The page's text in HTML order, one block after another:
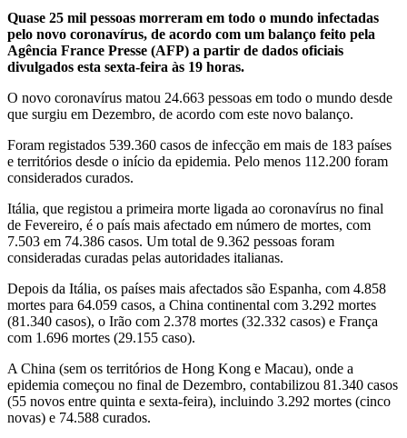
Quase 25 mil pessoas morreram em todo o mundo infectadas
pelo novo coronavírus, de acordo com um balanço feito pela
Agência France Presse (AFP) a partir de dados oficiais
divulgados esta sexta-feira às 19 horas.
O novo coronavírus matou 24.663 pessoas em todo o mundo desde
que surgiu em Dezembro, de acordo com este novo balanço.
Foram registados 539.360 casos de infecção em mais de 183 países
e territórios desde o início da epidemia. Pelo menos 112.200 foram
considerados curados.
Itália, que registou a primeira morte ligada ao coronavírus no final
de Fevereiro, é o país mais afectado em número de mortes, com
7.503 em 74.386 casos. Um total de 9.362 pessoas foram
consideradas curadas pelas autoridades italianas.
Depois da Itália, os países mais afectados são Espanha, com 4.858
mortes para 64.059 casos, a China continental com 3.292 mortes
(81.340 casos), o Irão com 2.378 mortes (32.332 casos) e França
com 1.696 mortes (29.155 caso).
A China (sem os territórios de Hong Kong e Macau), onde a
epidemia começou no final de Dezembro, contabilizou 81.340 casos
(55 novos entre quinta e sexta-feira), incluindo 3.292 mortes (cinco
novas) e 74.588 curados.